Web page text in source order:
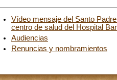
Vídeo mensaje del Santo
centro de salud del Hospital
Audiencias
Renuncias y nombramientos